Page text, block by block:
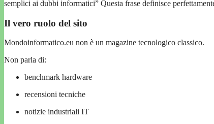
semplici ai dubbi informatici” Questa frase definisce
Il vero ruolo del sito
Mondoinformatico.eu non è un magazine tecnologico classico.
Non parla di:
benchmark hardware
recensioni tecniche
notizie industriali IT